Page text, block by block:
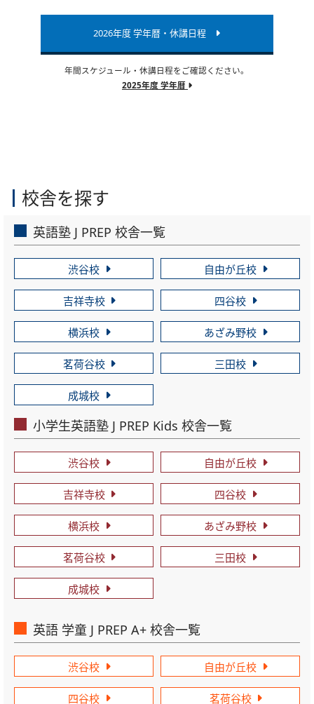
2026年度 学年暦・休講日程
年間スケジュール・休講日程をご確認ください。
2025年度 学年暦
校舎を探す
英語塾 J PREP 校舎一覧
渋谷校 自由が丘校
吉祥寺校 四谷校
横浜校 あざみ野校
茗荷谷校 三田校
成城校
小学生英語塾 J PREP Kids 校舎一覧
渋谷校 自由が丘校
吉祥寺校 四谷校
横浜校 あざみ野校
茗荷谷校 三田校
成城校
英語 学童 J PREP A+ 校舎一覧
渋谷校 自由が丘校
四谷校 茗荷谷校